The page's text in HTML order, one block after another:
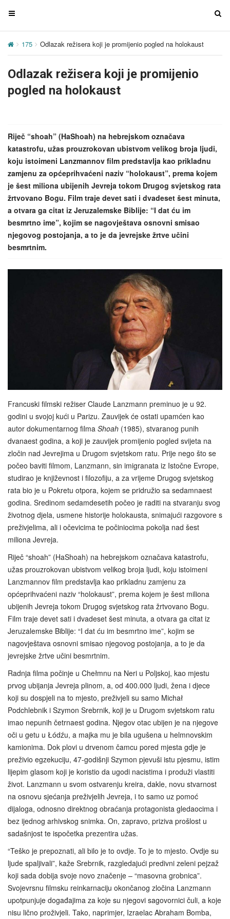
T
g
e
n
a
g
a
t
i
o
n
T
a
i
o
n
175 Odlazak režisera koji je promijenio pogled na holokaust
Odlazak režisera koji je promijenio
pogled na holokaust
Riječ “shoah” (HaShoah) na hebrejskom označava
katastrofu, užas prouzrokovan ubistvom velikog broja ljudi,
koju istoimeni Lanzmannov film predstavlja kao prikladnu
zamjenu za općeprihvaćeni naziv “holokaust”, prema kojem
je šest miliona ubijenih Jevreja tokom Drugog svjetskog rata
žrtvovano Bogu. Film traje devet sati i dvadeset šest minuta,
a otvara ga citat iz Jeruzalemske Biblije: “I dat ću im
besmrtno ime”, kojim se nagovještava osnovni smisao
njegovog postojanja, a to je da jevrejske žrtve učini
besmrtnim.
Francuski filmski režiser Claude Lanzmann preminuo je u 92.
godini u svojoj kući u Parizu. Zauvijek će ostati upamćen kao
autor dokumentarnog filma Shoah (1985), stvaranog punih
dvanaest godina, a koji je zauvijek promijenio pogled svijeta na
zločin nad Jevrejima u Drugom svjetskom ratu. Prije nego što se
počeo baviti filmom, Lanzmann, sin imigranata iz Istočne Evrope,
studirao je književnost i filozofiju, a za vrijeme Drugog svjetskog
rata bio je u Pokretu otpora, kojem se pridružio sa sedamnaest
godina. Sredinom sedamdesetih počeo je raditi na stvaranju svog
životnog djela, usmene historije holokausta, snimajući razgovore s
preživjelima, ali i očevicima te počiniocima pokolja nad šest
miliona Jevreja.
Riječ “shoah” (HaShoah) na hebrejskom označava katastrofu,
užas prouzrokovan ubistvom velikog broja ljudi, koju istoimeni
Lanzmannov film predstavlja kao prikladnu zamjenu za
općeprihvaćeni naziv “holokaust”, prema kojem je šest miliona
ubijenih Jevreja tokom Drugog svjetskog rata žrtvovano Bogu.
Film traje devet sati i dvadeset šest minuta, a otvara ga citat iz
Jeruzalemske Biblije: “I dat ću im besmrtno ime”, kojim se
nagovještava osnovni smisao njegovog postojanja, a to je da
jevrejske žrtve učini besmrtnim.
Radnja filma počinje u Chełmnu na Neri u Poljskoj, kao mjestu
prvog ubijanja Jevreja plinom, a, od 400.000 ljudi, žena i djece
koji su dospjeli na to mjesto, preživjeli su samo Michał
Podchlebnik i Szymon Srebrnik, koji je u Drugom svjetskom ratu
imao nepunih četrnaest godina. Njegov otac ubijen je na njegove
oči u getu u Łódźu, a majka mu je bila ugušena u helmnovskim
kamionima. Dok plovi u drvenom čamcu pored mjesta gdje je
preživio egzekuciju, 47-godišnji Szymon pjevuši istu pjesmu, istim
lijepim glasom koji je koristio da ugodi nacistima i produži vlastiti
život. Lanzmann u svom ostvarenju kreira, dakle, novu stvarnost
na osnovu sjećanja preživjelih Jevreja, i to samo uz pomoć
dijaloga, odnosno direktnog obraćanja protagonista gledaocima i
bez ijednog arhivskog snimka. On, zapravo, priziva prošlost u
sadašnjost te ispočetka prezentira užas.
“Teško je prepoznati, ali bilo je to ovdje. To je to mjesto. Ovdje su
ljude spaljivali”, kaže Srebrnik, razgledajući predivni zeleni pejzaž
koji sada dobija svoje novo značenje – “masovna grobnica”.
Svojevrsnu filmsku reinkarnaciju okončanog zločina Lanzmann
upotpunjuje događajima za koje su njegovi sagovornici čuli, a koje
nisu lično proživjeli. Tako, naprimjer, Izraelac Abraham Bomba,